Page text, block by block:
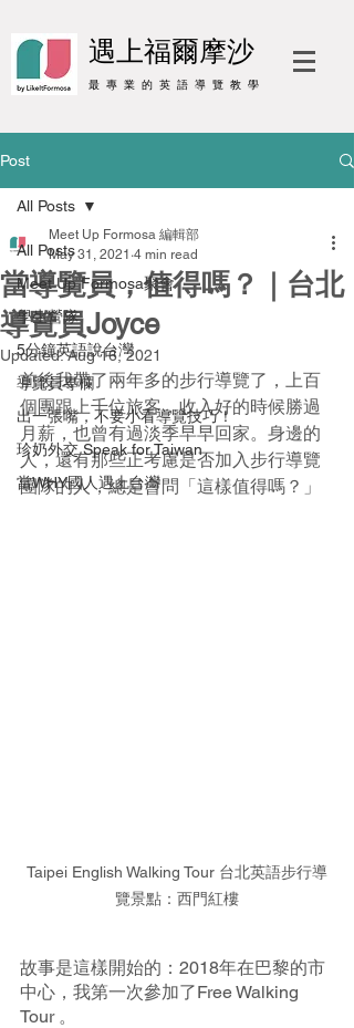
遇上福爾摩沙
最 專 業 的 英 語 導 覽 教 學
Post
All Posts
Meet Up Formosa聚會
學生營隊
5分鐘英語說台灣
導覽員專欄
出一張嘴，不要小看導覽技巧！
珍奶外交 Speak for Taiwan
當WHY國人遇上台灣
All Posts
當導覽員，值得嗎？｜台北
導覽員Joyce
Meet Up Formosa 編輯部
May 31, 2021 4 min read
Updated:Aug 16, 2021
前後我帶了兩年多的步行導覽了，上百
個團跟上千位旅客，收入好的時候勝過
月薪，也曾有過淡季早早回家。身邊的
人，還有那些正考慮是否加入步行導覽
團隊的人，總是會問「這樣值得嗎？」
Taipei English Walking Tour 台北英語步行導
覽景點：西門紅樓
故事是這樣開始的：2018年在巴黎的市
中心，我第一次參加了Free Walking
Tour 。